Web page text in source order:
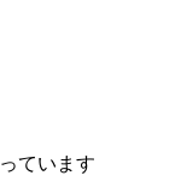
ています